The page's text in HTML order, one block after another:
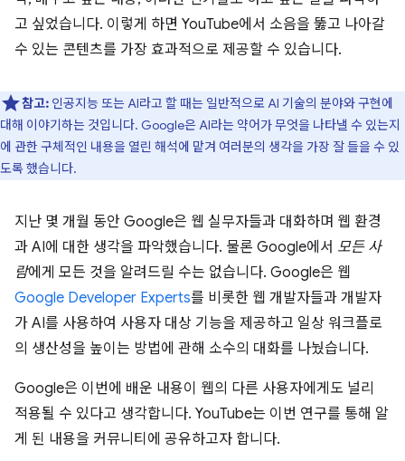
고 싶었습니다. 이렇게 하면 YouTube에서 소음을 뚫고 나아갈
수 있는 콘텐츠를 가장 효과적으로 제공할 수 있습니다.
참고: 인공지능 또는 AI라고 할 때는 일반적으로 AI 기술의 분야와 구현에
대해 이야기하는 것입니다. Google은 AI라는 약어가 무엇을 나타낼 수 있는지
에 관한 구체적인 내용을 열린 해석에 맡겨 여러분의 생각을 가장 잘 들을 수 있
도록 했습니다.
지난 몇 개월 동안 Google은 웹 실무자들과 대화하며 웹 환경
과 AI에 대한 생각을 파악했습니다. 물론 Google에서 모든 사
람에게 모든 것을 알려드릴 수는 없습니다. Google은 웹
Google Developer Experts를 비롯한 웹 개발자들과 개발자
가 AI를 사용하여 사용자 대상 기능을 제공하고 일상 워크플로
의 생산성을 높이는 방법에 관해 소수의 대화를 나눴습니다.
Google은 이번에 배운 내용이 웹의 다른 사용자에게도 널리
적용될 수 있다고 생각합니다. YouTube는 이번 연구를 통해 알
게 된 내용을 커뮤니티에 공유하고자 합니다.